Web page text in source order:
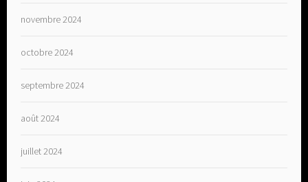
novembre 2024
octobre 2024
septembre 2024
août 2024
juillet 2024